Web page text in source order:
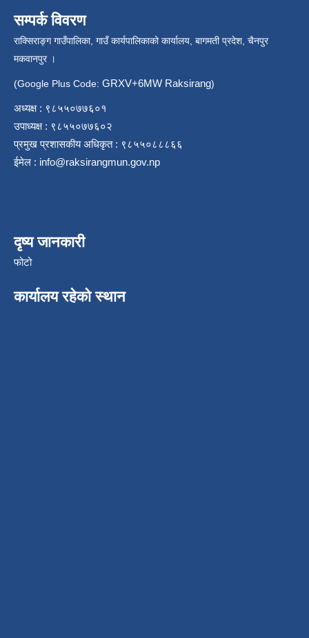
सम्पर्क विवरण
राक्सिराङ्ग गाउँपालिका, गाउँ कार्यपालिकाको कार्यालय, बागमती प्रदेश, चैनपुर
मकवानपुर ।
(Google Plus Code: GRXV+6MW Raksirang)
अध्यक्ष : ९८५५०७७६०१
उपाध्यक्ष : ९८५५०७७६०२
प्रमुख प्रशासकीय अधिकृत : ९८५५०८८८६६
ईमेल : info@raksirangmun.gov.np
दृष्य जानकारी
फोटो
कार्यालय रहेको स्थान